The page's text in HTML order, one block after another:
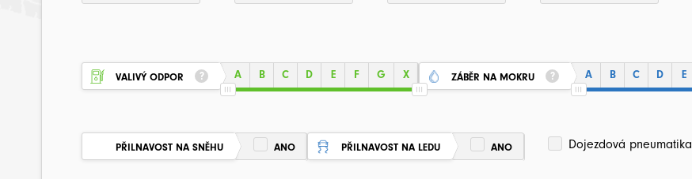
VALIVÝ ODPOR A B C D E F G X ZÁBĚR NA MOKRU A B C D E
PŘILNAVOST NA SNĚHU ANO PŘILNAVOST NA LEDU ANO Dojezdová pneumatika